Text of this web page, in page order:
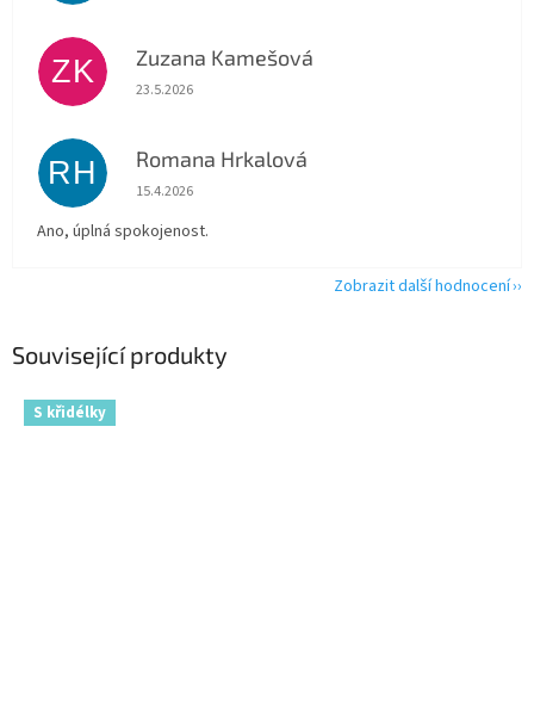
Související produkty
S křidélky
ZK Zuzana Kamešová
Hodnocení obchodu je 5 z 5 hvězdiček.
23.5.2026
RH Romana Hrkalová
Hodnocení obchodu je 5 z 5 hvězdiček.
15.4.2026
Ano, úplná spokojenost.
Zobrazit další hodnocení